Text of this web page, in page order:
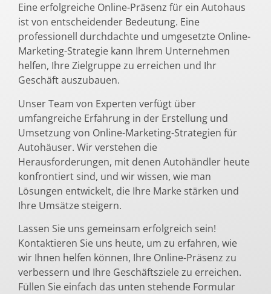
Eine erfolgreiche Online-Präsenz für ein Autohaus
ist von entscheidender Bedeutung. Eine
professionell durchdachte und umgesetzte Online-
Marketing-Strategie kann Ihrem Unternehmen
helfen, Ihre Zielgruppe zu erreichen und Ihr
Geschäft auszubauen.
Unser Team von Experten verfügt über
umfangreiche Erfahrung in der Erstellung und
Umsetzung von Online-Marketing-Strategien für
Autohäuser. Wir verstehen die
Herausforderungen, mit denen Autohändler heute
konfrontiert sind, und wir wissen, wie man
Lösungen entwickelt, die Ihre Marke stärken und
Ihre Umsätze steigern.
Lassen Sie uns gemeinsam erfolgreich sein!
Kontaktieren Sie uns heute, um zu erfahren, wie
wir Ihnen helfen können, Ihre Online-Präsenz zu
verbessern und Ihre Geschäftsziele zu erreichen.
Füllen Sie einfach das unten stehende Formular